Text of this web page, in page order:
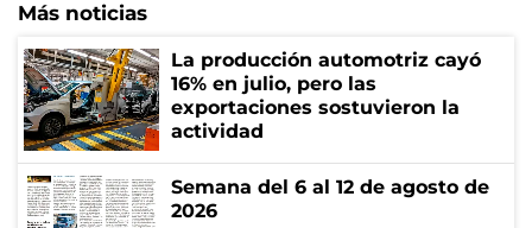
Más noticias
La producción automotriz cayó
16% en julio, pero las
exportaciones sostuvieron la
actividad
Semana del 6 al 12 de agosto de
2026